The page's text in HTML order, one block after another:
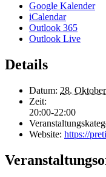
Google Kalender
iCalendar
Outlook 365
Outlook Live
Details
Datum: 28.
Zeit:
20:00-22:00
Website: https://